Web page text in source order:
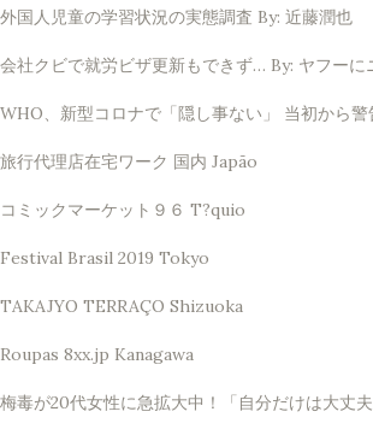
外国人児童の学習状況の実態調査 By: 近藤潤也
会社クビで就労ビザ更新もできず… By: ヤフーに
WHO、新型コロナで「隠し事ない」 当初から
旅行代理店在宅ワーク 国内 Japão
コミックマーケット９６ T?quio
Festival Brasil 2019 Tokyo
TAKAJYO TERRAÇO Shizuoka
Roupas 8xx.jp Kanagawa
梅毒が20代女性に急拡大中！「自分だけは大